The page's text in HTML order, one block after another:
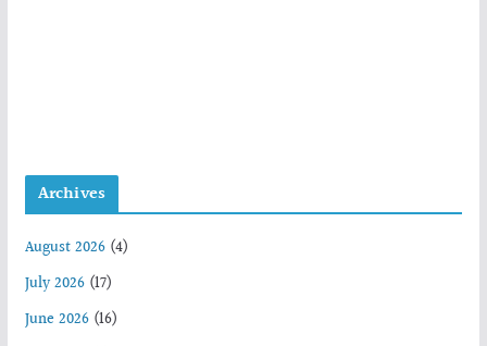
Archives
August 2026(4)
July 2026(17)
June 2026(16)